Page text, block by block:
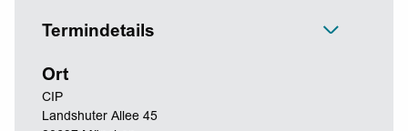
Termindetails
Ort
CIP
Landshuter Allee 45